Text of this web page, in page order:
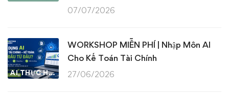
07/07/2026
AI THỰC HÀNH
WORKSHOP MIỄN PHÍ | Nhập Môn AI
Cho Kế Toán Tài Chính
27/06/2026